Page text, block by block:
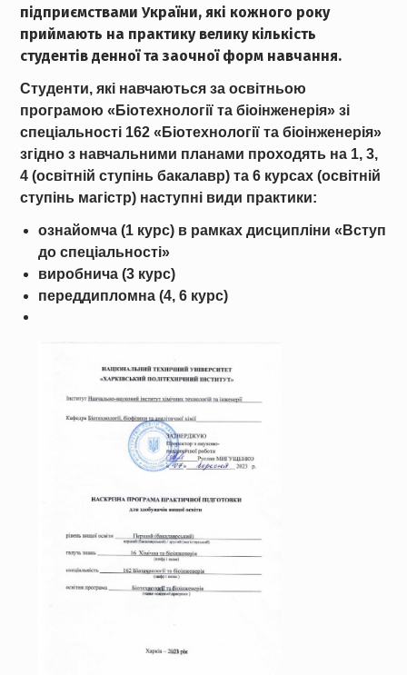
підприємствами України, які кожного року
приймають на практику велику кількість
студентів денної та заочної форм навчання.
Студенти, які навчаються за освітньою
програмою «Біотехнології та біоінженерія» зі
спеціальності 162 «Біотехнології та біоінженерія»
згідно з навчальними планами проходять на 1, 3,
4 (освітній ступінь бакалавр) та 6 курсах (освітній
ступінь магістр) наступні види практики:
ознайомча (1 курс) в рамках дисципліни «Вступ
до спеціальності»
виробнича (3 курс)
переддипломна (4, 6 курс)